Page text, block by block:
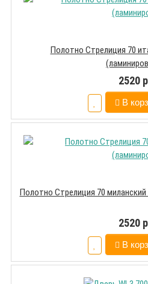
Полотно Стрелиция 70
2520
В
Полотно Стрелиция 70 миланский
2520
В